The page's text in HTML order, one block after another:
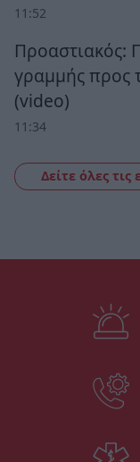
11:52
Προαστιακός:
γραμμής προς
(video)
11:34
Δείτε όλες τις